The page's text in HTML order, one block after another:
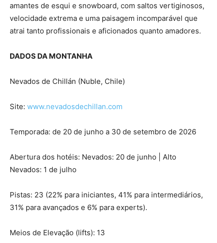
amantes de esqui e snowboard, com saltos vertiginosos,
velocidade extrema e uma paisagem incomparável que
atrai tanto profissionais e aficionados quanto amadores.
DADOS DA MONTANHA
Nevados de Chillán (Nuble, Chile)
Site: www.nevadosdechillan.com
Temporada: de 20 de junho a 30 de setembro de 2026
Abertura dos hotéis: Nevados: 20 de junho | Alto
Nevados: 1 de julho
Pistas: 23 (22% para iniciantes, 41% para intermediários,
31% para avançados e 6% para experts).
Meios de Elevação (lifts): 13